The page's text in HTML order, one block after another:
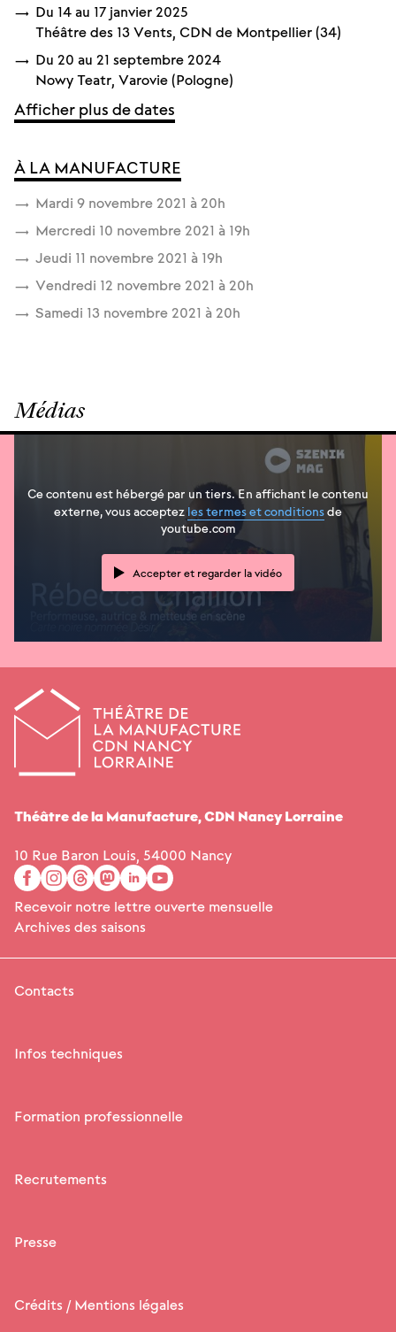
Du 14au 17 janvier2025
Théâtre des 13 Vents, CDN de Montpellier (34)
Du 20 au 21 septembre2024
Nowy Teatr, Varovie (Pologne)
Afficher plus de dates
À LA MANUFACTURE
Mardi 9 novembre 2021 à 20h
Mercredi 10 novembre 2021 à 19h
Jeudi 11 novembre 2021 à 19h
Vendredi 12 novembre 2021 à 20h
Samedi 13 novembre 2021 à 20h
Médias
Ce contenu est hébergé par un tiers. En affichant le contenu
externe, vous acceptezles termes et conditionsde
youtube.com
Accepter et regarder la vidéo
Théâtre de la Manufacture,CDN Nancy Lorraine
10 Rue Baron Louis, 54000 Nancy
facebook
instagram
threadsmastodon
linkedin
youtube
Recevoir notre lettre ouverte mensuelle
Archives des saisons
Contacts
Infos techniques
Formation professionnelle
Recrutements
Presse
Crédits / Mentions légales